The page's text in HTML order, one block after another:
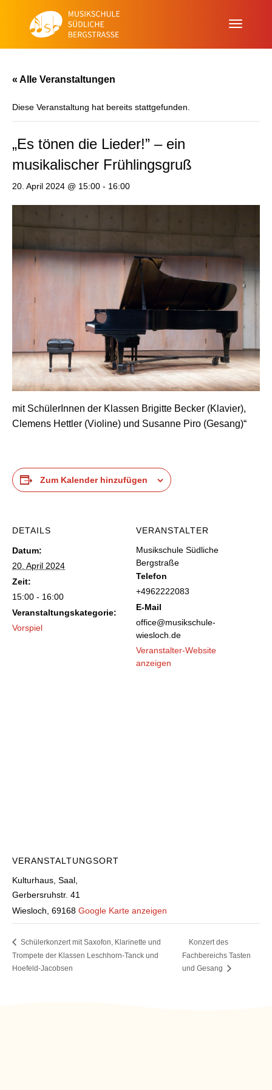
« Alle Veranstaltungen
Diese Veranstaltung hat bereits stattgefunden.
„Es tönen die Lieder!” – ein
musikalischer Frühlingsgruß
20. April 2024 @ 15:00 - 16:00
mit SchülerInnen der Klassen Brigitte Becker (Klavier),
Clemens Hettler (Violine) und Susanne Piro (Gesang)“
Zum Kalender hinzufügen
DETAILS
Datum:
20. April 2024
Zeit:
15:00 - 16:00
Veranstaltungskategorie:
Vorspiel
VERANSTALTER
Musikschule Südliche
Bergstraße
Telefon
+4962222083
E-Mail
office@musikschule-
wiesloch.de
Veranstalter-Website
anzeigen
VERANSTALTUNGSORT
Kulturhaus, Saal,
Gerbersruhstr. 41
Wiesloch 69168 Google Karte anzeigen
Schülerkonzert mit Saxofon, Klarinette und
Trompete der Klassen Leschhorn-Tanck und
Hoefeld-Jacobsen
Konzert des
Fachbereichs Tasten
und Gesang